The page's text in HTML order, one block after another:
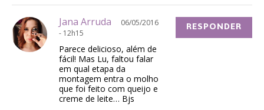
Jana Arruda
06/05/2016
- 12h15
Parece delicioso, além de
fácil! Mas Lu, faltou falar
em qual etapa da
montagem entra o molho
que foi feito com queijo e
creme de leite… Bjs
RESPONDER